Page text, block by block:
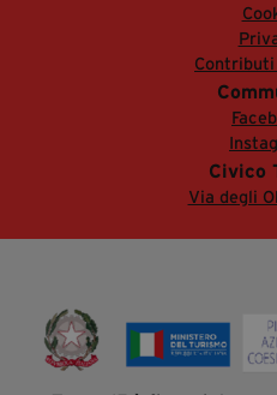
Civico
Via degli